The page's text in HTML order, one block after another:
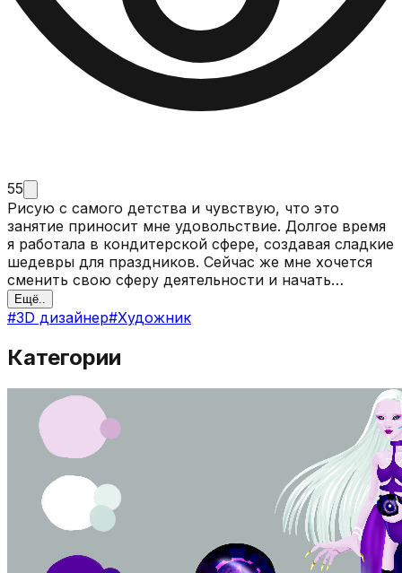
55
Рисую с самого детства и чувствую, что это
занятие приносит мне удовольствие. Долгое время
я работала в кондитерской сфере, создавая сладкие
шедевры для праздников. Сейчас же мне хочется
сменить свою сферу деятельности и начать
развиваться в арт индустрии. Основные
программы, в которых я работаю : Adobe Photoshop,
Ещё..
#3D дизайнер#Художник
Категории